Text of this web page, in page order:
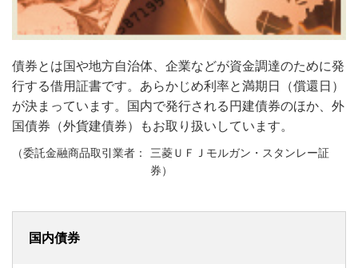
債券とは国や地方自治体、企業などが資金調達のために発
行する借用証書です。あらかじめ利率と満期日（償還日）
が決まっています。国内で発行される円建債券のほか、外
国債券（外貨建債券）もお取り扱いしています。
三菱ＵＦＪモルガン・スタンレー証
券）
国内債券